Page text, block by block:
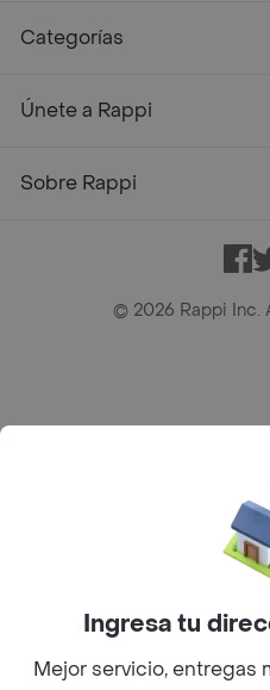
Categorías
Únete a Rappi
Sobre Rappi
© 2026 Rappi Inc.
Bogotá D.C. ---
Ingresa tu
Mejor servicio, entregas